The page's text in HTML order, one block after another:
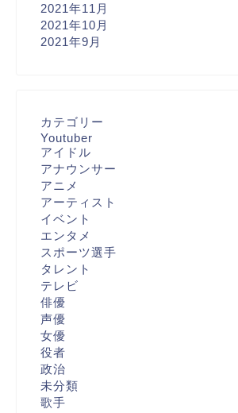
2021年11月
2021年10月
2021年9月
カテゴリー
Youtuber
アイドル
アナウンサー
アニメ
アーティスト
イベント
エンタメ
スポーツ選手
タレント
テレビ
俳優
声優
女優
役者
政治
未分類
歌手